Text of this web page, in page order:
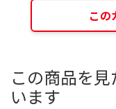
この
この商品を
います